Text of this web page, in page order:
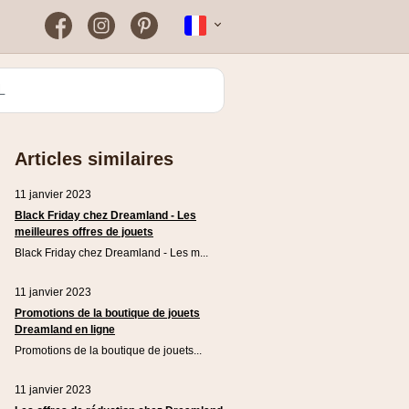
Kenwood
Rowenta
Zooplus
mon code de
ne fonctionne pas
FacebookInstagramPinterest
Articles similaires
11 janvier 2023
Black Friday chez Dreamland - Les
meilleures offres de jouets
Black Friday chez Dreamland - Les m...
11 janvier 2023
Promotions de la boutique de jouets
Dreamland en ligne
Promotions de la boutique de jouets...
11 janvier 2023